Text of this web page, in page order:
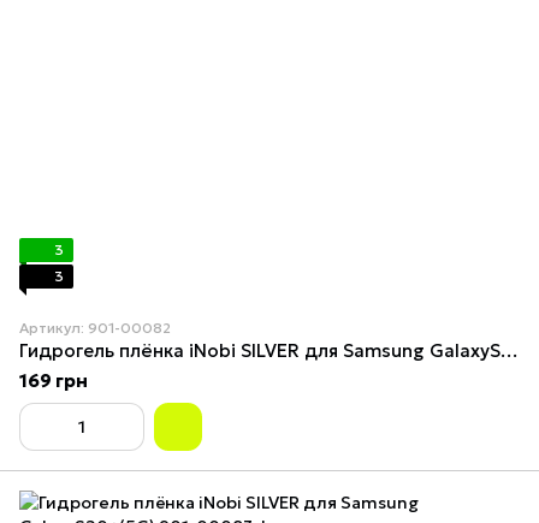
3
3
Артикул: 901-00082
Гидрогель плёнка iNobi SILVER для Samsung GalaxyS20+
169 грн